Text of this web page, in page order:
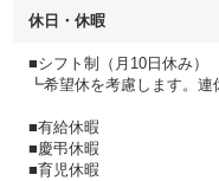
休日・休暇
■シフト制（月10日休み）
┗希望休を考慮します。
■有給休暇
■慶弔休暇
■育児休暇